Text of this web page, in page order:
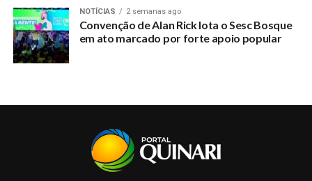
NOTÍCIAS 2 semanas ago
Convenção de Alan Rick lota o Sesc Bosque
em ato marcado por forte apoio popular